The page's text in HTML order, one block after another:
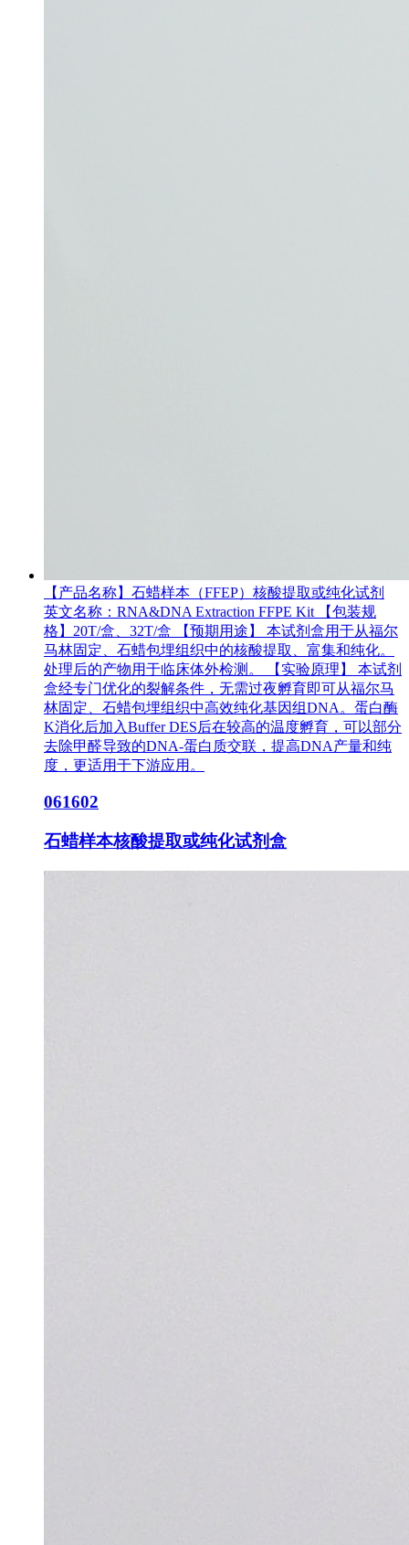
【产品名称】石蜡样本（FFEP）核酸提取或纯化试剂
英文名称：RNA&DNA Extraction FFPE Kit 【包装规
格】20T/盒、32T/盒 【预期用途】 本试剂盒用于从福尔
马林固定、石蜡包埋组织中的核酸提取、富集和纯化。
处理后的产物用于临床体外检测。 【实验原理】 本试剂
盒经专门优化的裂解条件，无需过夜孵育即可从福尔马
林固定、石蜡包埋组织中高效纯化基因组DNA。蛋白酶
K消化后加入Buffer DES后在较高的温度孵育，可以部分
去除甲醛导致的DNA-蛋白质交联，提高DNA产量和纯
度，更适用于下游应用。
061602
石蜡样本核酸提取或纯化试剂盒